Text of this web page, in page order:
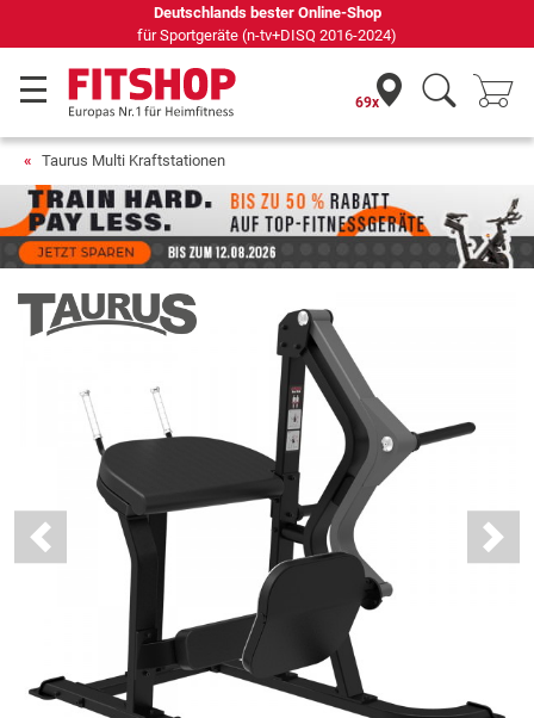
Seit 42 Jahren Ihr Experte für Heimfitness
69x
Taurus Multi Kraftstationen
Previous Next